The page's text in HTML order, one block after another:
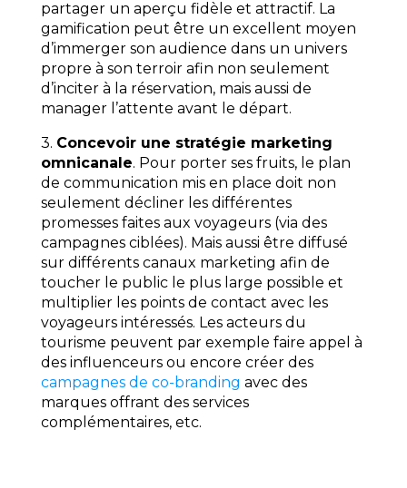
partager un aperçu fidèle et attractif. La
gamification peut être un excellent moyen
d’immerger son audience dans un univers
propre à son terroir afin non seulement
d’inciter à la réservation, mais aussi de
manager l’attente avant le départ.
3. Concevoir une stratégie marketing
omnicanale. Pour porter ses fruits, le plan
de communication mis en place doit non
seulement décliner les différentes
promesses faites aux voyageurs (via des
campagnes ciblées). Mais aussi être diffusé
sur différents canaux marketing afin de
toucher le public le plus large possible et
multiplier les points de contact avec les
voyageurs intéressés. Les acteurs du
tourisme peuvent par exemple faire appel à
des influenceurs ou encore créer des
campagnes de co-branding avec des
marques offrant des services
complémentaires, etc.